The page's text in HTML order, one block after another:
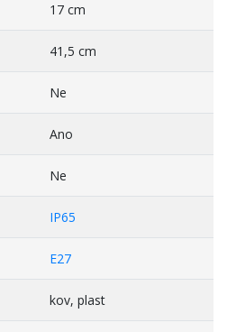
17 cm
41,5 cm
Ne
Ano
Ne
IP65
E27
kov, plast